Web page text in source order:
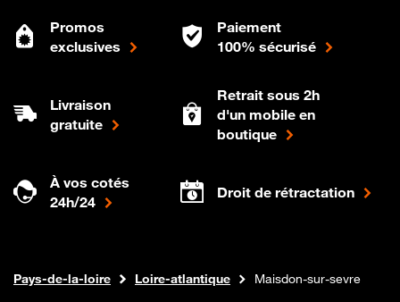
Promos
exclusives
Paiement
100% sécurisé
Livraison
gratuite
Retrait sous 2h
d'un mobile en
boutique
À vos cotés
24h/24
Droit de rétractation
Boutique Orange
Internet fibre
Pays-de-la-loire Loire-atlantique Maisdon-sur-sevre